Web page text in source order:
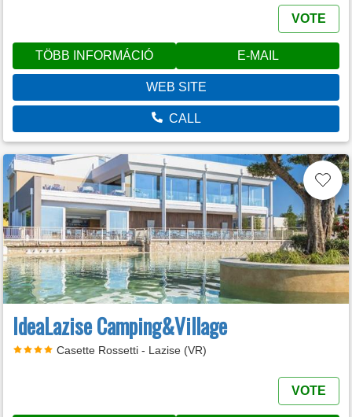
VOTE
TÖBB INFORMÁCIÓ E-MAIL
WEB SITE
CALL
IdeaLazise Camping&Village
Casette Rossetti - Lazise (VR)
VOTE